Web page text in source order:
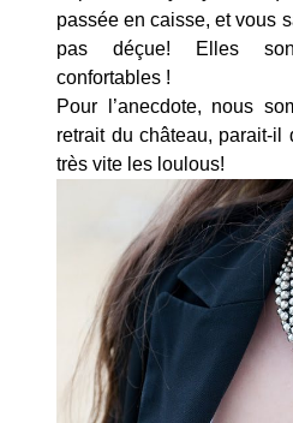
passée en caisse, et vous
pas déçue! Elles sont
confortables !
Pour l’anecdote, nous
retrait du château, parait-il
très vite les loulous!